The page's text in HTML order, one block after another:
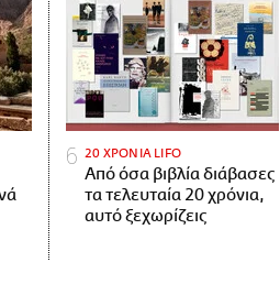
20 ΧΡΟΝΙΑ LIFO
Από όσα βιβλία διάβασες
τα τελευταία 20 χρόνια,
αυτό ξεχωρίζεις